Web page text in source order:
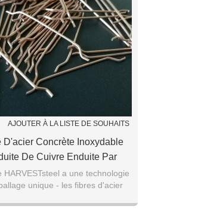
AJOUTER À LA LISTE DE SOUHAITS
D'acier Concrète Inoxydable
De Cuivre Enduite Par
Extrémité
HARVESTsteel a une technologie
unique - les fibres d'acier